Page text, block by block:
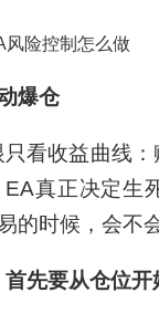
爆仓
看收益曲线
真正决定生
的时候，会不
先要从仓位开